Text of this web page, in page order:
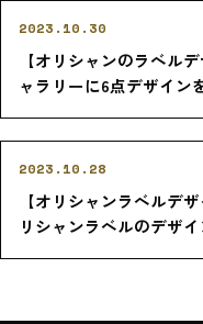
2023.10.30
【オリシャンのラベル
ャラリーに6点デザイン
2023.10.28
【オリシャンラベルデ
リシャンラベルのデザ